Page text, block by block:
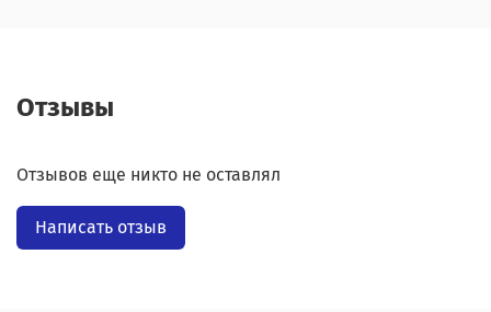
Отзывы
Отзывов еще никто не оставлял
Написать отзыв